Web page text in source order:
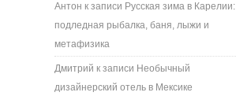
Антон к записи Русская зима в Карелии:
подледная рыбалка, баня, лыжи и
метафизика
Дмитрий к записи Необычный
дизайнерский отель в Мексике